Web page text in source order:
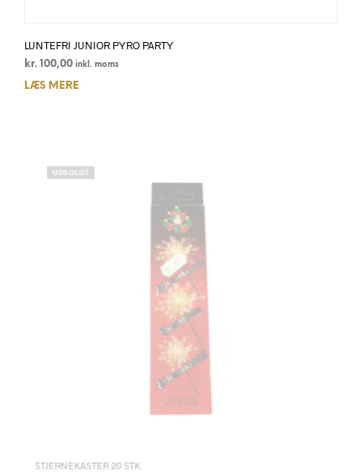
LUNTEFRI JUNIOR PYRO PARTY
kr. 100,00 inkl. moms
LÆS MERE